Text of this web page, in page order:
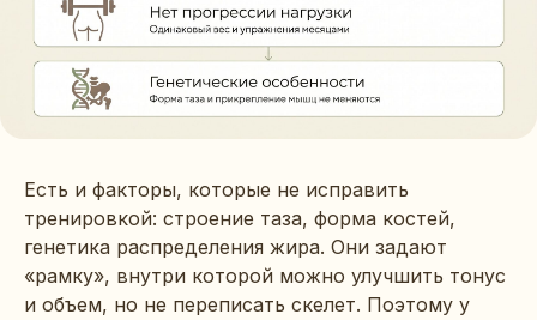
Есть и факторы, которые не исправить
тренировкой: строение таза, форма костей,
генетика распределения жира. Они задают
«рамку», внутри которой можно улучшить тонус
и объем, но не переписать скелет. Поэтому у